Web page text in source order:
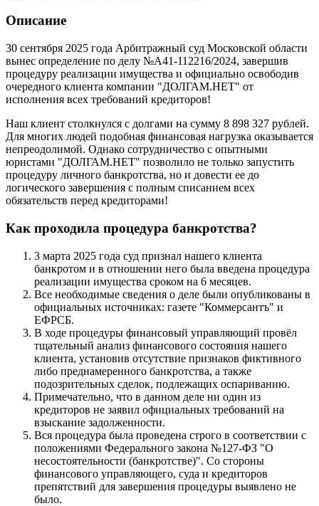
Описание
30 сентября 2025 года Арбитражный суд Московской области
вынес определение по делу №А41-112216/2024, завершив
процедуру реализации имущества и официально освободив
очередного клиента компании "ДОЛГАМ.НЕТ" от
исполнения всех требований кредиторов!
Наш клиент столкнулся с долгами на сумму 8 898 327 рублей.
Для многих людей подобная финансовая нагрузка оказывается
непреодолимой. Однако сотрудничество с опытными
юристами "ДОЛГАМ.НЕТ" позволило не только запустить
процедуру личного банкротства, но и довести ее до
логического завершения с полным списанием всех
обязательств перед кредиторами!
Как проходила процедура банкротства?
3 марта 2025 года суд признал нашего клиента
банкротом и в отношении него была введена процедура
реализации имущества сроком на 6 месяцев.
Все необходимые сведения о деле были опубликованы в
официальных источниках: газете "Коммерсантъ" и
ЕФРСБ.
В ходе процедуры финансовый управляющий провёл
тщательный анализ финансового состояния нашего
клиента, установив отсутствие признаков фиктивного
либо преднамеренного банкротства, а также
подозрительных сделок, подлежащих оспариванию.
Примечательно, что в данном деле ни один из
кредиторов не заявил официальных требований на
взыскание задолженности.
Вся процедура была проведена строго в соответствии с
положениями Федерального закона №127-ФЗ "О
несостоятельности (банкротстве)". Со стороны
финансового управляющего, суда и кредиторов
препятствий для завершения процедуры выявлено не
было.